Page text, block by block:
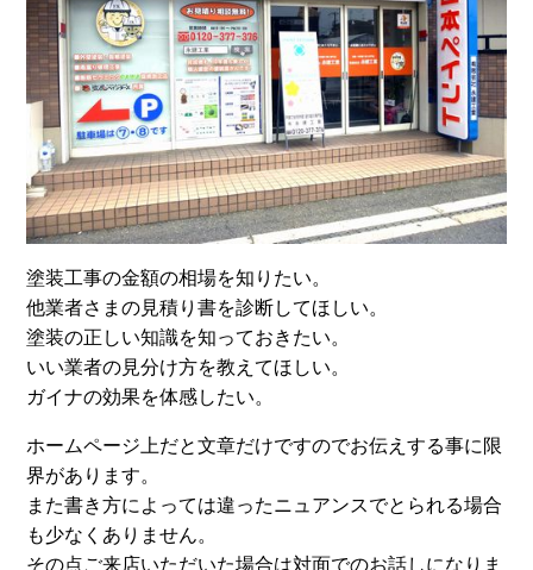
塗装工事の金額の相場を知りたい。
他業者さまの見積り書を診断してほしい。
塗装の正しい知識を知っておきたい。
いい業者の見分け方を教えてほしい。
ガイナの効果を体感したい。
ホームページ上だと文章だけですのでお伝えする事に限
界があります。
また書き方によっては違ったニュアンスでとられる場合
も少なくありません。
その点ご来店いただいた場合は対面でのお話しになりま